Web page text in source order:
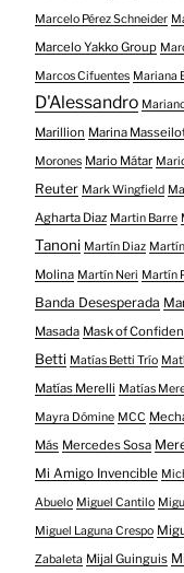
Marcelo Pérez Schneider
Marcelo Yakko Group
Marcos Cifuentes Mariana
D'Alessandro
Marillion Marina
Morones Mario Mátar
Reuter Mark Wingfield
Agharta Diaz Martin Barre
Tanoni Martín Diaz
Molina Martín Neri Martín
Banda Desesperada
Masada Mask of
Betti Matías Betti Trío
Matías Merelli Matías
Mayra Dómine MCC
Más Mercedes Sosa
Mi Amigo Invencible
Abuelo Miguel Cantilo
Miguel Laguna Crespo
Zabaleta Mijal Guinguis